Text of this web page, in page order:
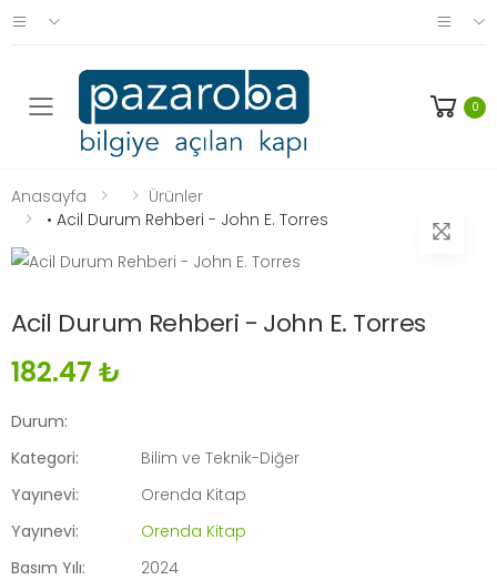
0
Anasayfa
Ürünler
• Acil Durum Rehberi - John E. Torres
Acil Durum Rehberi - John E. Torres
182.47 ₺
Durum:
Kategori:
Bilim ve Teknik-Diğer
Yayınevi:
Orenda Kitap
Yayınevi:
Orenda Kitap
Basım Yılı:
2024